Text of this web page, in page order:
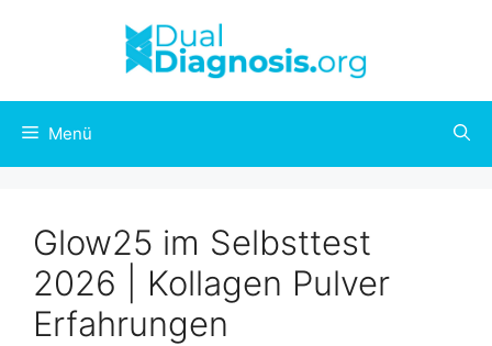
Menü
Glow25 im Selbsttest
2026 | Kollagen Pulver
Erfahrungen